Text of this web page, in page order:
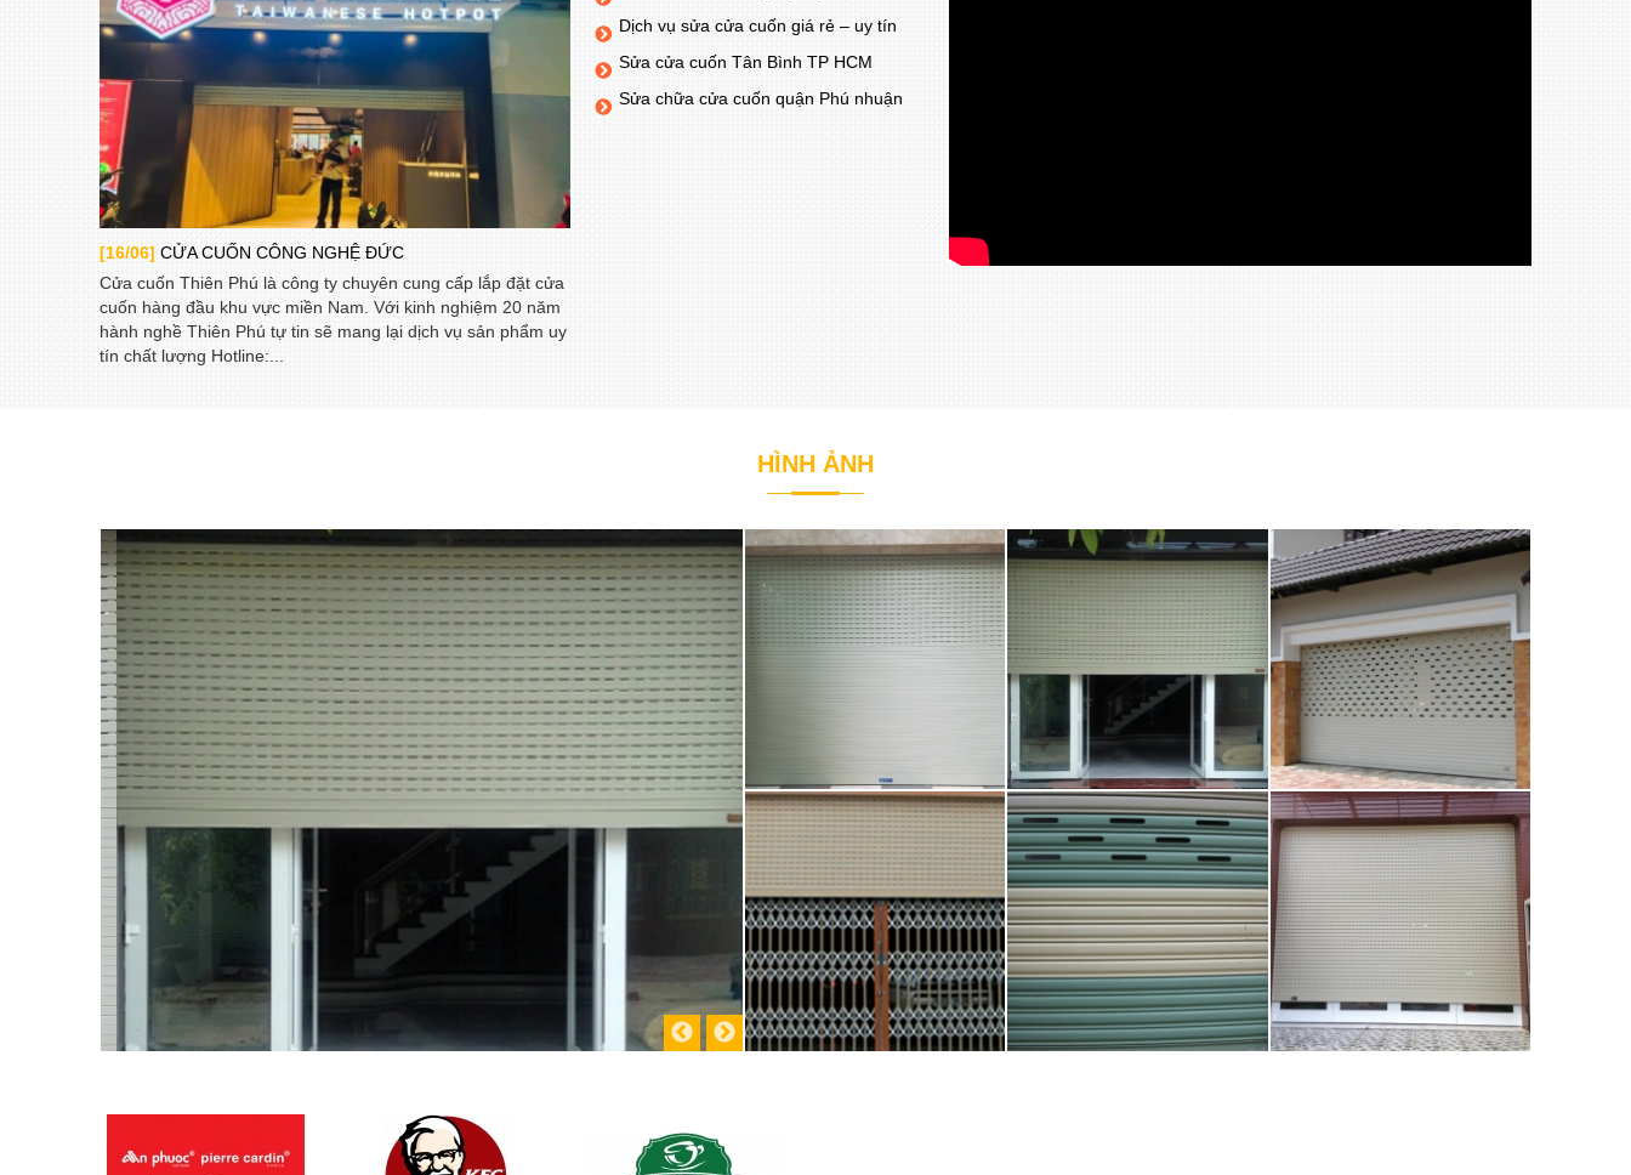
[16/06] CỬA CUỐN CÔNG NGHỆ ĐỨC
Cửa cuốn Thiên Phú là công ty chuyên cung cấp lắp đặt cửa
cuốn hàng đầu khu vực miền Nam. Với kinh nghiệm 20 năm
hành nghề Thiên Phú tự tin sẽ mang lại dịch vụ sản phẩm uy
tín chất lượng Hotline:...
Dịch vụ sửa cửa cuốn giá rẻ – uy tín
Sửa cửa cuốn Tân Bình TP HCM
Sửa chữa cửa cuốn quận Phú nhuận
HÌNH ẢNH